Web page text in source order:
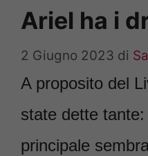
Ariel ha i
2 Giugno 2023 di
A proposito del
state dette
principale